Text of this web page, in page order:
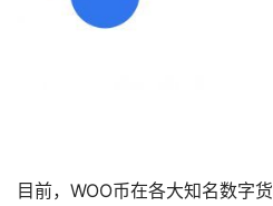
目前，WOO币在各大知名数字